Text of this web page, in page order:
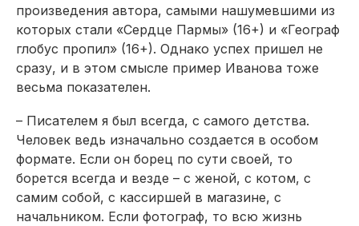
произведения автора, самыми нашумевшими из
которых стали «Сердце Пармы» (16+) и «Географ
глобус пропил» (16+). Однако успех пришел не
сразу, и в этом смысле пример Иванова тоже
весьма показателен.
– Писателем я был всегда, с самого детства.
Человек ведь изначально создается в особом
формате. Если он борец по сути своей, то
борется всегда и везде – с женой, с котом, с
самим собой, с кассиршей в магазине, с
начальником. Если фотограф, то всю жизнь